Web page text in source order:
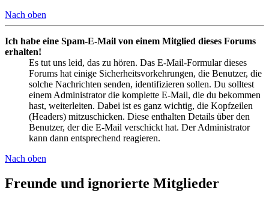
Nach oben
Ich habe eine Spam-E-Mail von einem Mitglied dieses Forums
erhalten!
Es tut uns leid, das zu hören. Das E-Mail-Formular dieses
Forums hat einige Sicherheitsvorkehrungen, die Benutzer, die
solche Nachrichten senden, identifizieren sollen. Du solltest
einem Administrator die komplette E-Mail, die du bekommen
hast, weiterleiten. Dabei ist es ganz wichtig, die Kopfzeilen
(Headers) mitzuschicken. Diese enthalten Details über den
Benutzer, der die E-Mail verschickt hat. Der Administrator
kann dann entsprechend reagieren.
Nach oben
Freunde und ignorierte Mitglieder